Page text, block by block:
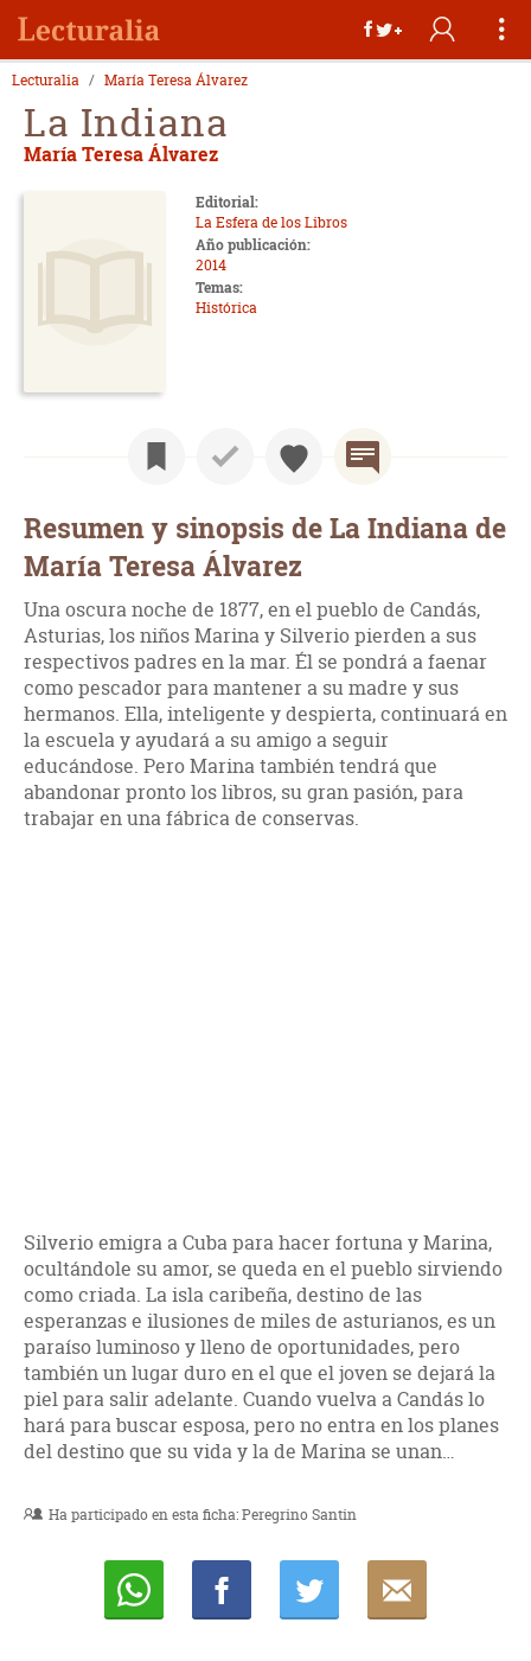
Lecturalia María Teresa Álvarez
La Indiana
María Teresa Álvarez
Editorial:
La Esfera de los Libros
Año publicación:
2014
Temas:
Histórica
Resumen y sinopsis de La Indiana de
María Teresa Álvarez
Una oscura noche de 1877, en el pueblo de Candás,
Asturias, los niños Marina y Silverio pierden a sus
respectivos padres en la mar. Él se pondrá a faenar
como pescador para mantener a su madre y sus
hermanos. Ella, inteligente y despierta, continuará en
la escuela y ayudará a su amigo a seguir
educándose. Pero Marina también tendrá que
abandonar pronto los libros, su gran pasión, para
trabajar en una fábrica de conservas.
Silverio emigra a Cuba para hacer fortuna y Marina,
ocultándole su amor, se queda en el pueblo sirviendo
como criada. La isla caribeña, destino de las
esperanzas e ilusiones de miles de asturianos, es un
paraíso luminoso y lleno de oportunidades, pero
también un lugar duro en el que el joven se dejará la
piel para salir adelante. Cuando vuelva a Candás lo
hará para buscar esposa, pero no entra en los planes
del destino que su vida y la de Marina se unan…
Ha participado en esta ficha:Peregrino Santin